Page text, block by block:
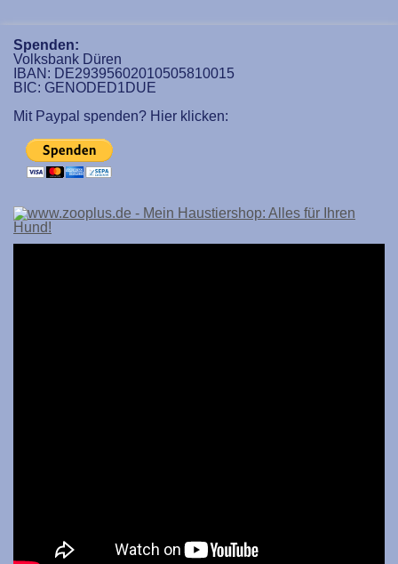
Spenden:
Volksbank Düren
IBAN: DE29395602010505810015
BIC: GENODED1DUE
Mit Paypal spenden? Hier klicken: